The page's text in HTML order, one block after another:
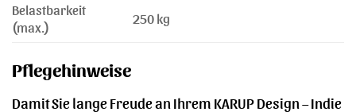
Belastbarkeit
(max.)
250 kg
Pflegehinweise
Damit Sie lange Freude an Ihrem KARUP Design – Indie